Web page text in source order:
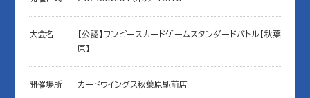
大会名
【公認】ワンピースカードゲームスタンダードバトル【秋葉
原】
開催場所 カードウイングス秋葉原駅前店